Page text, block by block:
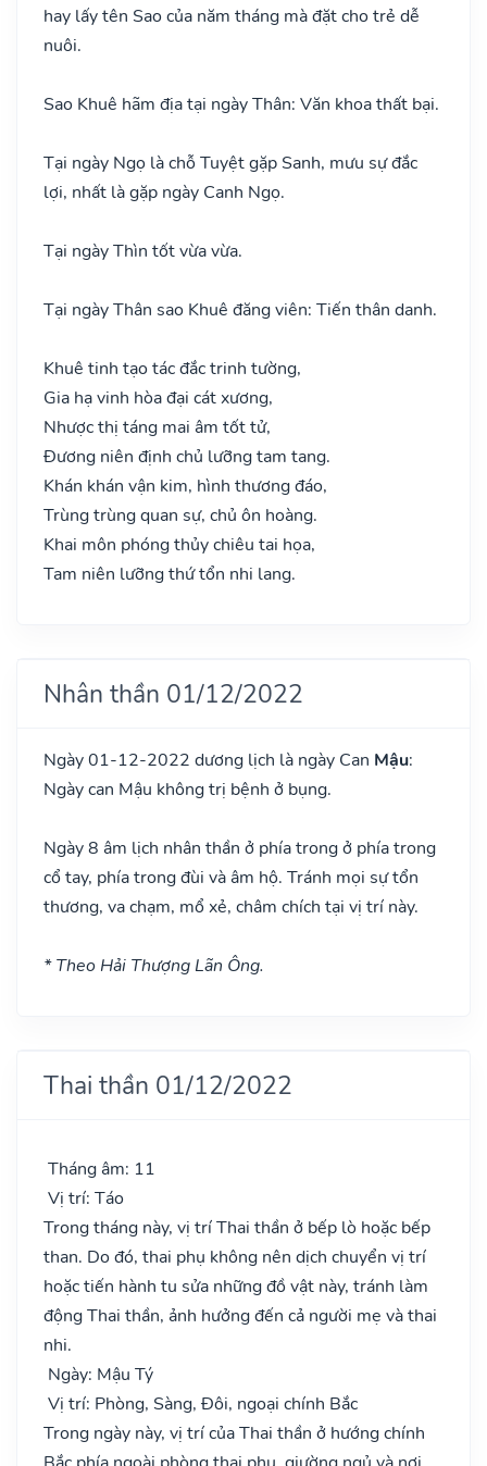
hay lấy tên Sao của năm tháng mà đặt cho trẻ dễ
nuôi.
Sao Khuê hãm địa tại ngày Thân: Văn khoa thất bại.
Tại ngày Ngọ là chỗ Tuyệt gặp Sanh, mưu sự đắc
lợi, nhất là gặp ngày Canh Ngọ.
Tại ngày Thìn tốt vừa vừa.
Tại ngày Thân sao Khuê đăng viên: Tiến thân danh.
Khuê tinh tạo tác đắc trinh tường,
Gia hạ vinh hòa đại cát xương,
Nhược thị táng mai âm tốt tử,
Đương niên định chủ lưỡng tam tang.
Khán khán vận kim, hình thương đáo,
Trùng trùng quan sự, chủ ôn hoàng.
Khai môn phóng thủy chiêu tai họa,
Tam niên lưỡng thứ tổn nhi lang.
Nhân thần 01/12/2022
Ngày 01-12-2022 dương lịch là ngày Can Mậu:
Ngày can Mậu không trị bệnh ở bụng.
Ngày 8 âm lịch nhân thần ở phía trong ở phía trong
cổ tay, phía trong đùi và âm hộ. Tránh mọi sự tổn
thương, va chạm, mổ xẻ, châm chích tại vị trí này.
* Theo Hải Thượng Lãn Ông.
Thai thần 01/12/2022
Tháng âm: 11
Vị trí: Táo
Trong tháng này, vị trí Thai thần ở bếp lò hoặc bếp
than. Do đó, thai phụ không nên dịch chuyển vị trí
hoặc tiến hành tu sửa những đồ vật này, tránh làm
động Thai thần, ảnh hưởng đến cả người mẹ và thai
nhi.
Ngày: Mậu Tý
Vị trí: Phòng, Sàng, Đôi, ngoại chính Bắc
Trong ngày này, vị trí của Thai thần ở hướng chính